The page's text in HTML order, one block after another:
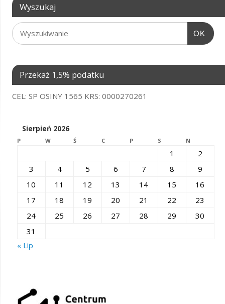
Wyszukaj
OK
Przekaż 1,5% podatku
CEL: SP OSINY 1565 KRS: 0000270261
Sierpień 2026
P W Ś C P S N
1
2
3
4 5 6 7 8
9
10
11 12 13 14 15
16
17
18 19 20 21 22
23
24
25 26 27 28 29
30
31
« Lip